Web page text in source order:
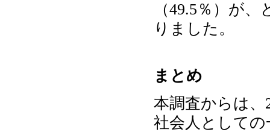
（49.5％）が
りました。
まとめ
本調査からは、
社会人として